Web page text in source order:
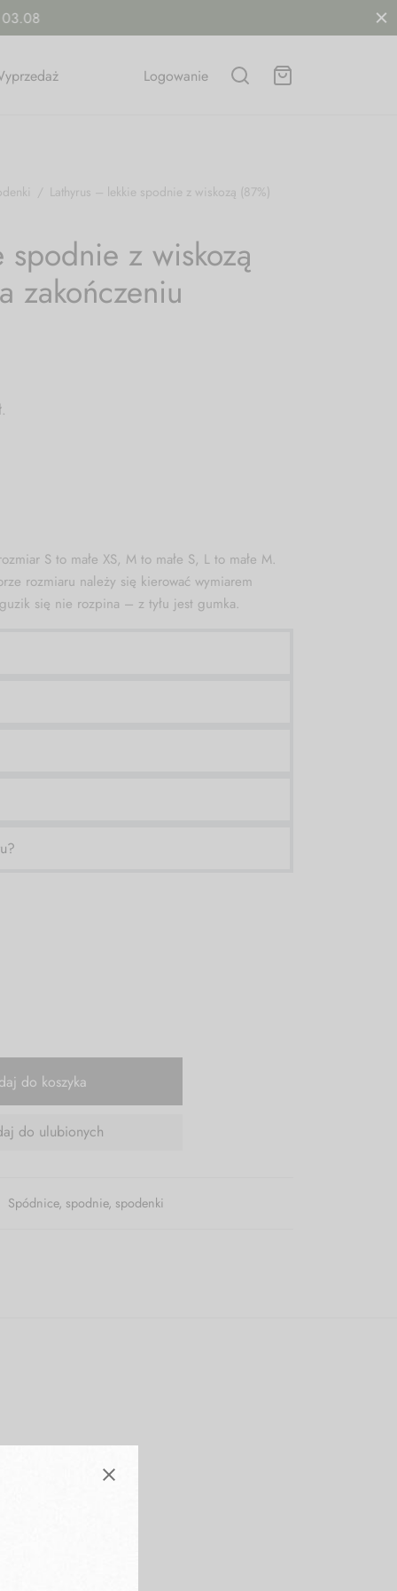
Logowanie
/ Lathyrus – lekkie spodnie z wiskozą (87%)
z wiskozą
zakończeniu
.
S to małe XS, M to małe S, L to małe M.
rozmiaru należy się kierować wymiarem
się nie rozpina – z tyłu jest gumka.
do koszyka
do ulubionych
Spódnice, spodnie, spodenki